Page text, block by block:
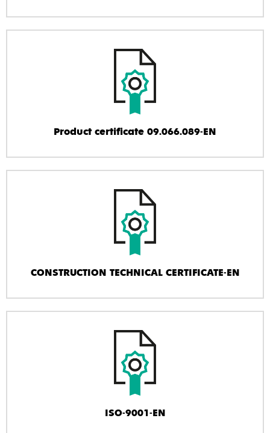
Product certificate 09.066.089-EN
CONSTRUCTION TECHNICAL CERTIFICATE-EN
ISO-9001-EN